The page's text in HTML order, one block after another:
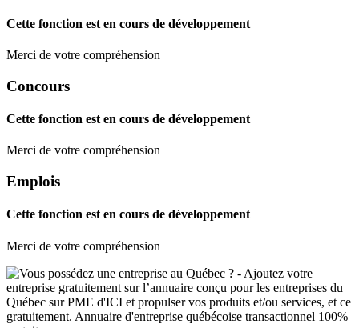
Cette fonction est en cours de développement
Merci de votre compréhension
Concours
Cette fonction est en cours de développement
Merci de votre compréhension
Emplois
Cette fonction est en cours de développement
Merci de votre compréhension